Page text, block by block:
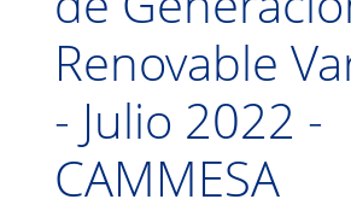
Renovable
- Julio 2022 -
CAMMESA